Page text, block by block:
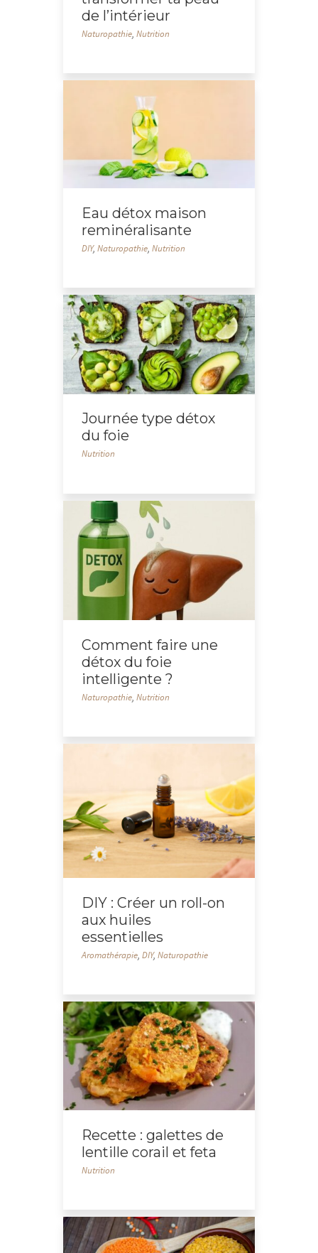
de l’intérieur
Naturopathie,Nutrition
Eau détox maison
reminéralisante
DIY,Naturopathie,Nutrition
Journée type détox
du foie
Nutrition
Comment faire une
détox du foie
intelligente ?
Naturopathie,Nutrition
DIY : Créer un roll-on
aux huiles
essentielles
Aromathérapie,DIY,Naturopathie
Recette : galettes de
lentille corail et feta
Nutrition